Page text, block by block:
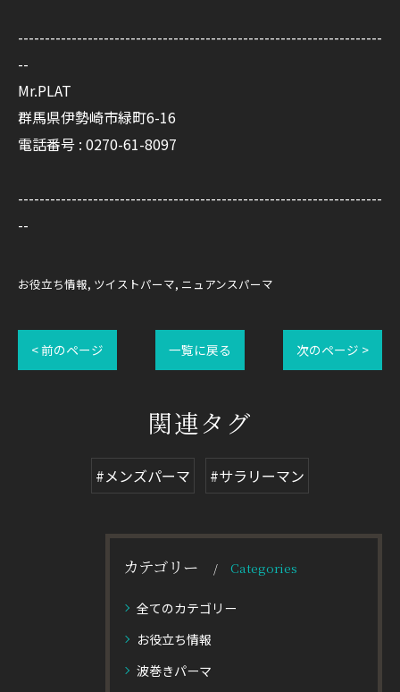
--------------------------------------------------------------------
--
Mr.PLAT
群馬県伊勢崎市緑町6-16
電話番号 : 0270-61-8097
--------------------------------------------------------------------
--
お役立ち情報 ツイストパーマ ニュアンスパーマ
< 前のページ 一覧に戻る 次のページ >
関連タグ
#メンズパーマ #サラリーマン
カテゴリー Categories
全てのカテゴリー
お役立ち情報
波巻きパーマ